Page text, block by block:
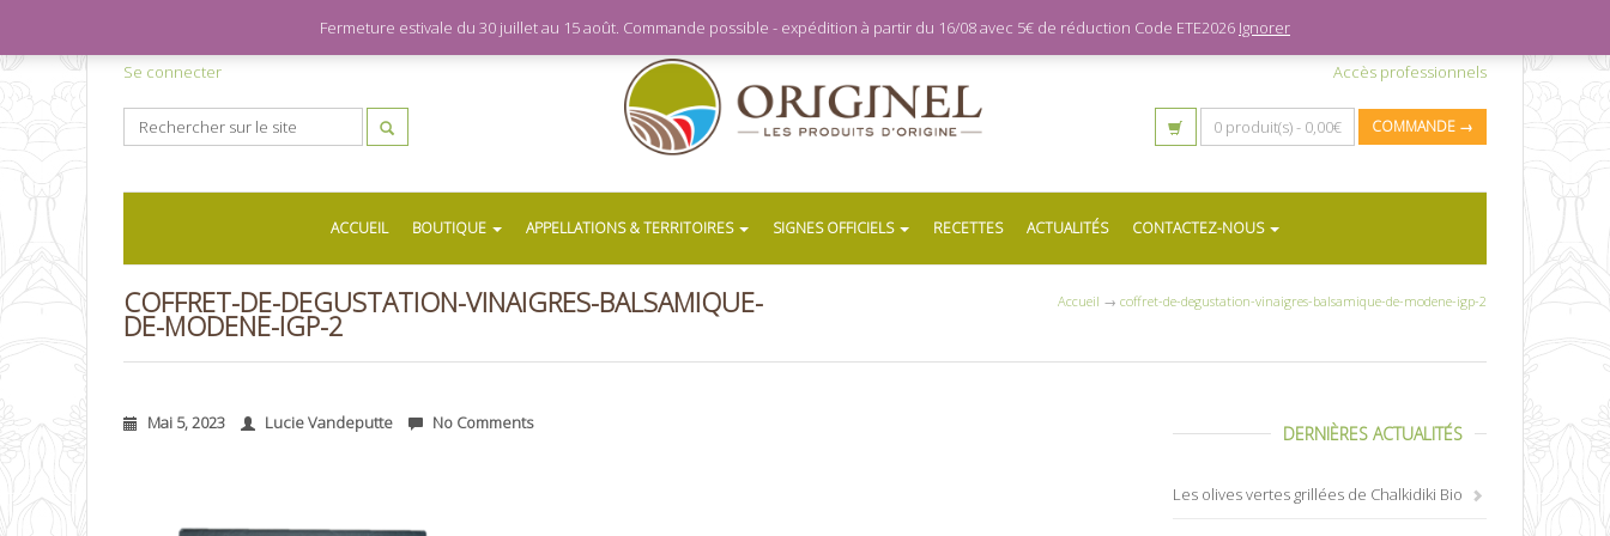
Se connecter Accès professionnels
0 produit(s) - 0,00€ COMMANDE →
ACCUEIL BOUTIQUE APPELLATIONS & TERRITOIRES SIGNES OFFICIELS RECETTES ACTUALITÉS CONTACTEZ-NOUS
COFFRET-DE-DEGUSTATION-VINAIGRES-BALSAMIQUE-
DE-MODENE-IGP-2
Accueil → coffret-de-degustation-vinaigres-balsamique-de-modene-igp-2
Mai 5, 2023 Lucie Vandeputte No Comments DERNIÈRES ACTUALITÉS
Les olives vertes grillées de Chalkidiki Bio
Fermeture estivale du 30 juillet au 15 août. Commande possible - expédition à partir du 16/08 avec 5€ de réduction Code ETE2026 Ignorer